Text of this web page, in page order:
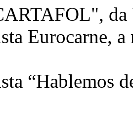
da
Eurocarne,
“Hablemos